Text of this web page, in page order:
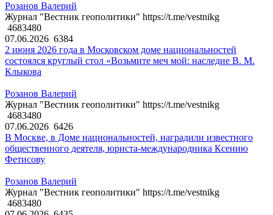
Розанов Валерий
Журнал "Вестник геополитики" https://t.me/vestnikg
4683480
07.06.2026 6384
2 июня 2026 года в Московском доме национальностей
состоялся круглый стол «Возьмите меч мой: наследие В. М.
Клыкова
Розанов Валерий
Журнал "Вестник геополитики" https://t.me/vestnikg
4683480
07.06.2026 6426
В Москве, в Доме национальностей, наградили известного
общественного деятеля, юриста-международника Ксению
Фетисову
Розанов Валерий
Журнал "Вестник геополитики" https://t.me/vestnikg
4683480